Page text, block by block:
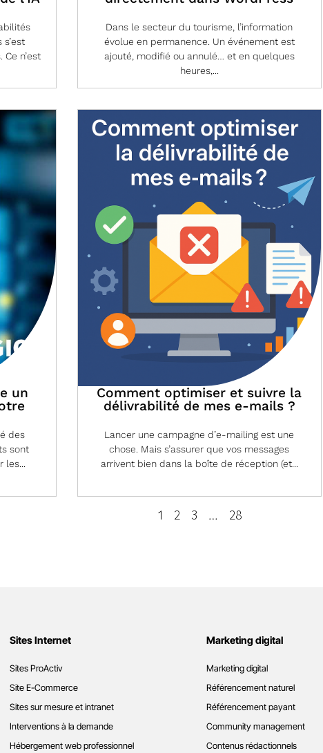
n’est
Dans le secteur du tourisme, l’information
évolue en permanence. Un événement est
ajouté, modifié ou annulé… et en quelques
heures,...
un
des
sont
les...
Comment optimiser et suivre la
délivrabilité de mes e-mails ?
Lancer une campagne d’e-mailing est une
chose. Mais s’assurer que vos messages
arrivent bien dans la boîte de réception (et...
1 2 3 … 28
Sites Internet
Sites ProActiv
Site E-Commerce
Sites sur mesure et intranet
Interventions à la demande
Hébergement web professionnel
Marketing digital
Marketing digital
Référencement naturel
Référencement payant
Community management
Contenus rédactionnels